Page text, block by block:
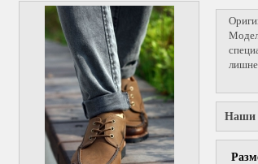
Наши